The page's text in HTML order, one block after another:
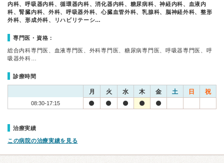
内科、呼吸器内科、循環器内科、消化器内科、糖尿病科、神経内科、血液内
科、腎臓内科、外科、呼吸器外科、心臓血管外科、乳腺科、脳神経外科、整形
外科、形成外科、リハビリテーシ…
専門医・資格：
総合内科専門医、血液専門医、外科専門医、糖尿病専門医、呼吸器専門医、呼
吸器外科…
診療時間
月 火 水 木 金 土 日 祝
08:30-17:15
治療実績
この病院の治療実績を見る